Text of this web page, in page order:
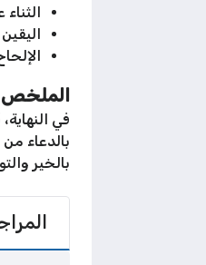
الملخص
في
بالدعاء
بالخير